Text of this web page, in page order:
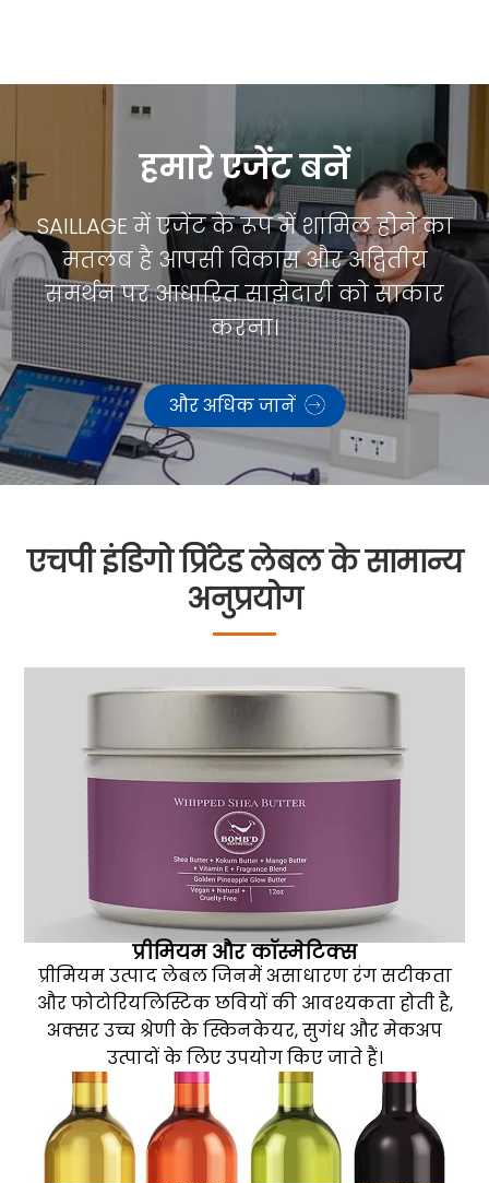
हमारे एजेंट बनें
SAILLAGE में एजेंट के रूप में शामिल होने का
मतलब है आपसी विकास और अद्वितीय
समर्थन पर आधारित साझेदारी को साकार
करना।
और अधिक जानें
एचपी इंडिगो प्रिंटेड लेबल के सामान्य
अनुप्रयोग
प्रीमियम और कॉस्मेटिक्स
प्रीमियम उत्पाद लेबल जिनमें असाधारण रंग सटीकता
और फोटोरियलिस्टिक छवियों की आवश्यकता होती है,
अक्सर उच्च श्रेणी के स्किनकेयर, सुगंध और मेकअप
उत्पादों के लिए उपयोग किए जाते हैं।